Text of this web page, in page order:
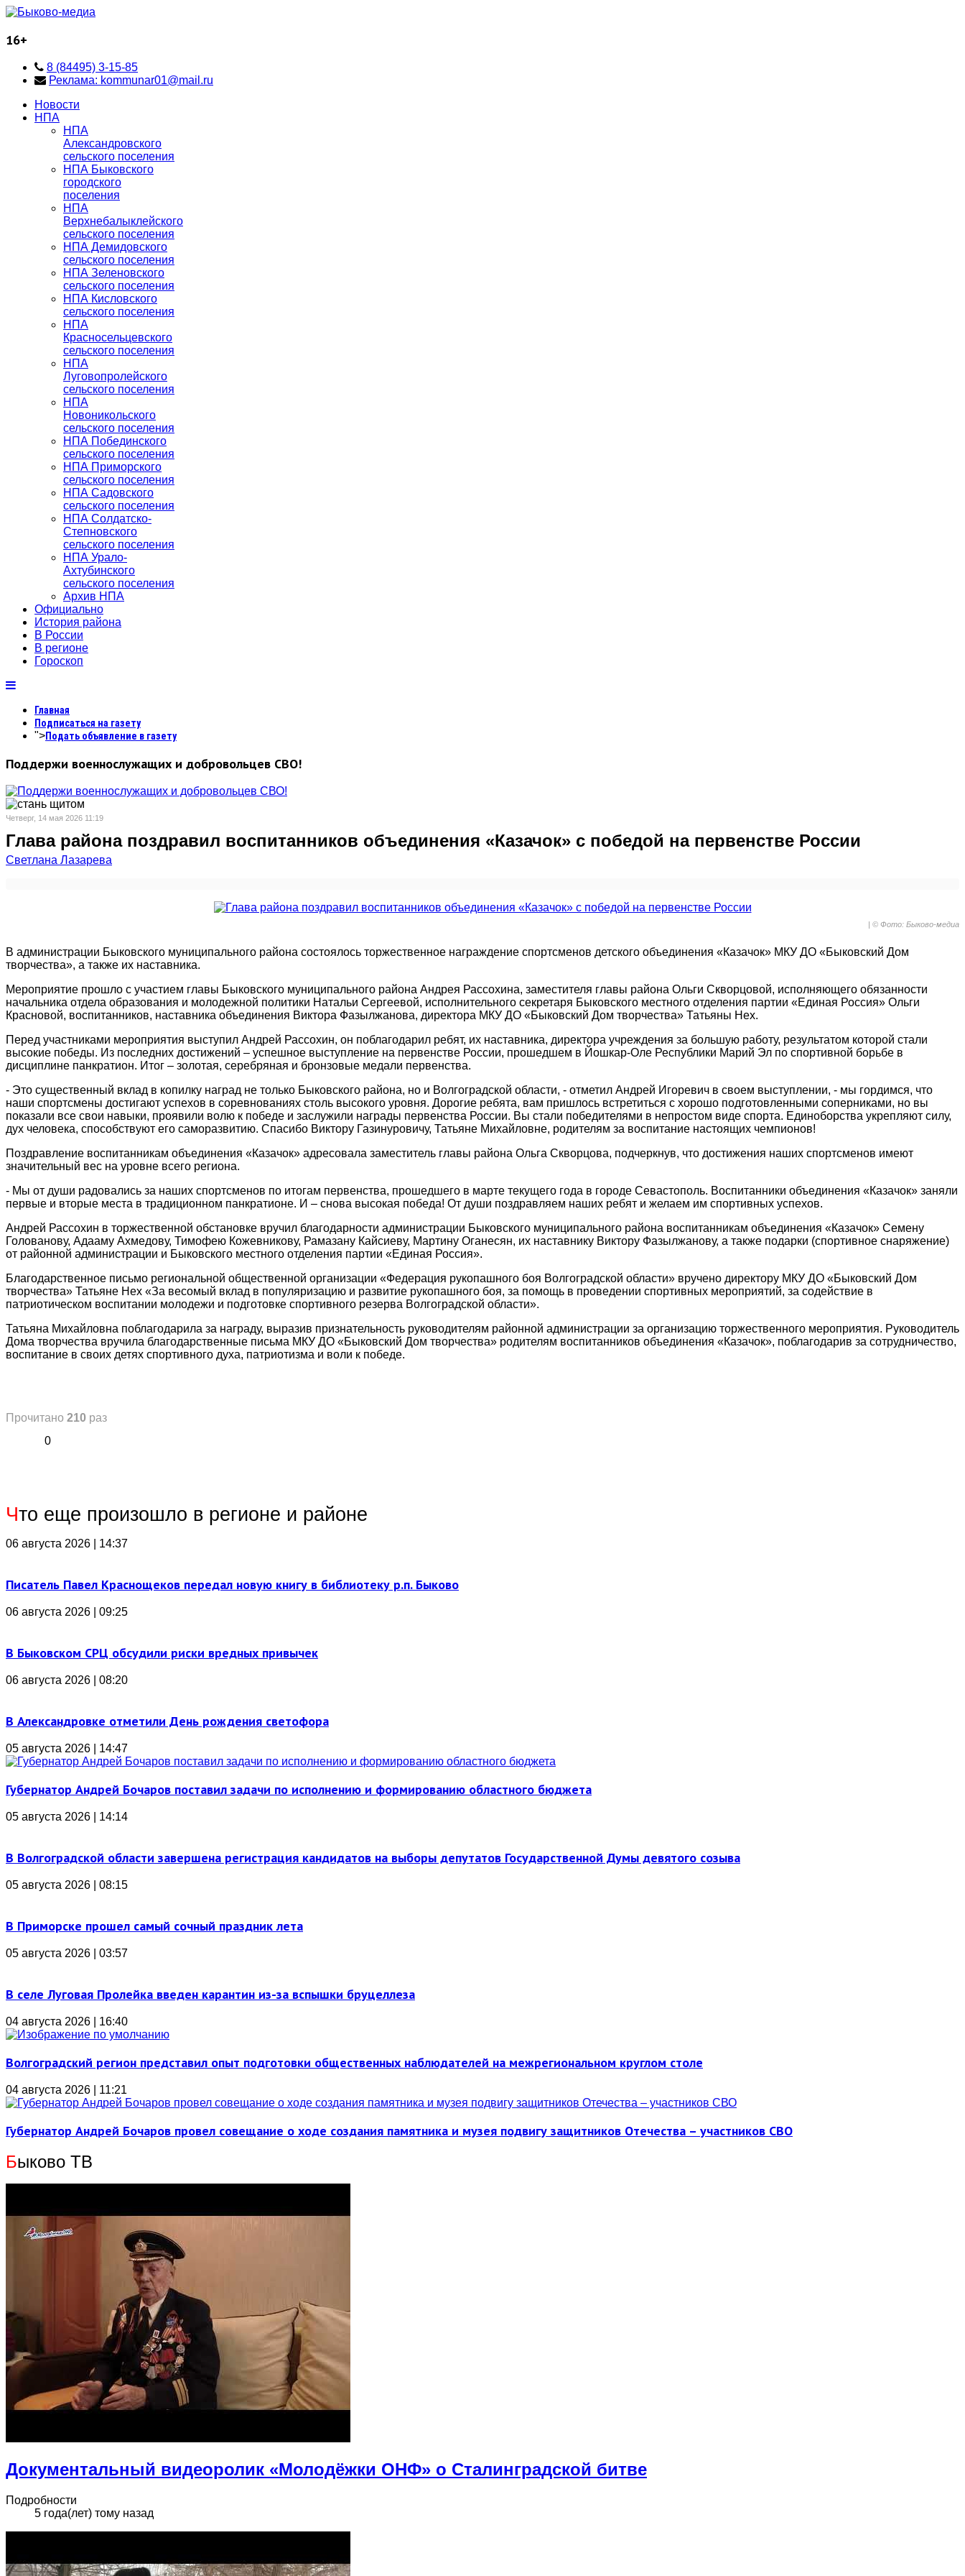
16+
8 (84495) 3-15-85
Реклама: kommunar01@mail.ru
Новости
НПА
НПА
Александровского
сельского поселения
НПА Быковского
городского
поселения
НПА
Верхнебалыклейского
сельского поселения
НПА Демидовского
сельского поселения
НПА Зеленовского
сельского поселения
НПА Кисловского
сельского поселения
НПА
Красносельцевского
сельского поселения
НПА
Луговопролейского
сельского поселения
НПА
Новоникольского
сельского поселения
НПА Побединского
сельского поселения
НПА Приморского
сельского поселения
НПА Садовского
сельского поселения
НПА Солдатско-
Степновского
сельского поселения
НПА Урало-
Ахтубинского
сельского поселения
Архив НПА
Официально
История района
В России
В регионе
Гороскоп
Главная
Подписаться на газету
">Подать объявление в газету
Поддержи военнослужащих и добровольцев СВО!
Четверг, 14 мая 2026 11:19
Глава района поздравил воспитанников объединения «Казачок» с победой на первенстве России
Светлана Лазарева
| © Фото: Быково-медиа
В администрации Быковского муниципального района состоялось торжественное награждение спортсменов детского объединения «Казачок» МКУ ДО «Быковский Дом
творчества», а также их наставника.
Мероприятие прошло с участием главы Быковского муниципального района Андрея Рассохина, заместителя главы района Ольги Скворцовой, исполняющего обязанности
начальника отдела образования и молодежной политики Натальи Сергеевой, исполнительного секретаря Быковского местного отделения партии «Единая Россия» Ольги
Красновой, воспитанников, наставника объединения Виктора Фазылжанова, директора МКУ ДО «Быковский Дом творчества» Татьяны Нех.
Перед участниками мероприятия выступил Андрей Рассохин, он поблагодарил ребят, их наставника, директора учреждения за большую работу, результатом которой стали
высокие победы. Из последних достижений – успешное выступление на первенстве России, прошедшем в Йошкар-Оле Республики Марий Эл по спортивной борьбе в
дисциплине панкратион. Итог – золотая, серебряная и бронзовые медали первенства.
- Это существенный вклад в копилку наград не только Быковского района, но и Волгоградской области, - отметил Андрей Игоревич в своем выступлении, - мы гордимся, что
наши спортсмены достигают успехов в соревнованиях столь высокого уровня. Дорогие ребята, вам пришлось встретиться с хорошо подготовленными соперниками, но вы
показали все свои навыки, проявили волю к победе и заслужили награды первенства России. Вы стали победителями в непростом виде спорта. Единоборства укрепляют силу,
дух человека, способствуют его саморазвитию. Спасибо Виктору Газинуровичу, Татьяне Михайловне, родителям за воспитание настоящих чемпионов!
Поздравление воспитанникам объединения «Казачок» адресовала заместитель главы района Ольга Скворцова, подчеркнув, что достижения наших спортсменов имеют
значительный вес на уровне всего региона.
- Мы от души радовались за наших спортсменов по итогам первенства, прошедшего в марте текущего года в городе Севастополь. Воспитанники объединения «Казачок» заняли
первые и вторые места в традиционном панкратионе. И – снова высокая победа! От души поздравляем наших ребят и желаем им спортивных успехов.
Андрей Рассохин в торжественной обстановке вручил благодарности администрации Быковского муниципального района воспитанникам объединения «Казачок» Семену
Голованову, Адааму Ахмедову, Тимофею Кожевникову, Рамазану Кайсиеву, Мартину Оганесян, их наставнику Виктору Фазылжанову, а также подарки (спортивное снаряжение)
от районной администрации и Быковского местного отделения партии «Единая Россия».
Благодарственное письмо региональной общественной организации «Федерация рукопашного боя Волгоградской области» вручено директору МКУ ДО «Быковский Дом
творчества» Татьяне Нех «За весомый вклад в популяризацию и развитие рукопашного боя, за помощь в проведении спортивных мероприятий, за содействие в
патриотическом воспитании молодежи и подготовке спортивного резерва Волгоградской области».
Татьяна Михайловна поблагодарила за награду, выразив признательность руководителям районной администрации за организацию торжественного мероприятия. Руководитель
Дома творчества вручила благодарственные письма МКУ ДО «Быковский Дом творчества» родителям воспитанников объединения «Казачок», поблагодарив за сотрудничество,
воспитание в своих детях спортивного духа, патриотизма и воли к победе.
Прочитано 210 раз
0
Что еще произошло в регионе и районе
06 августа 2026 | 14:37
Писатель Павел Краснощеков передал новую книгу в библиотеку р.п. Быково
06 августа 2026 | 09:25
В Быковском СРЦ обсудили риски вредных привычек
06 августа 2026 | 08:20
В Александровке отметили День рождения светофора
05 августа 2026 | 14:47
Губернатор Андрей Бочаров поставил задачи по исполнению и формированию областного бюджета
05 августа 2026 | 14:14
В Волгоградской области завершена регистрация кандидатов на выборы депутатов Государственной Думы девятого созыва
05 августа 2026 | 08:15
В Приморске прошел самый сочный праздник лета
05 августа 2026 | 03:57
В селе Луговая Пролейка введен карантин из-за вспышки бруцеллеза
04 августа 2026 | 16:40
Волгоградский регион представил опыт подготовки общественных наблюдателей на межрегиональном круглом столе
04 августа 2026 | 11:21
Губернатор Андрей Бочаров провел совещание о ходе создания памятника и музея подвигу защитников Отечества – участников СВО
Быково ТВ
Документальный видеоролик «Молодёжки ОНФ» о Сталинградской битве
Подробности
5 года(лет) тому назад